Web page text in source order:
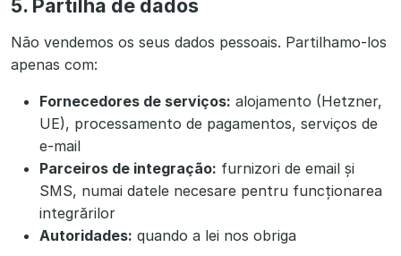
5. Partilha de dados
Não vendemos os seus dados pessoais. Partilhamo-los
apenas com:
Fornecedores de serviços: alojamento (Hetzner,
UE), processamento de pagamentos, serviços de
e-mail
Parceiros de integração: furnizori de email și
SMS, numai datele necesare pentru funcționarea
integrărilor
Autoridades: quando a lei nos obriga